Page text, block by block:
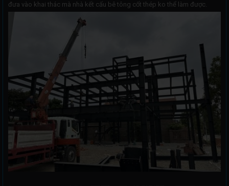
đưa vào khai thác mà nhà kết cấu bê tông cốt thép ko thể làm được.